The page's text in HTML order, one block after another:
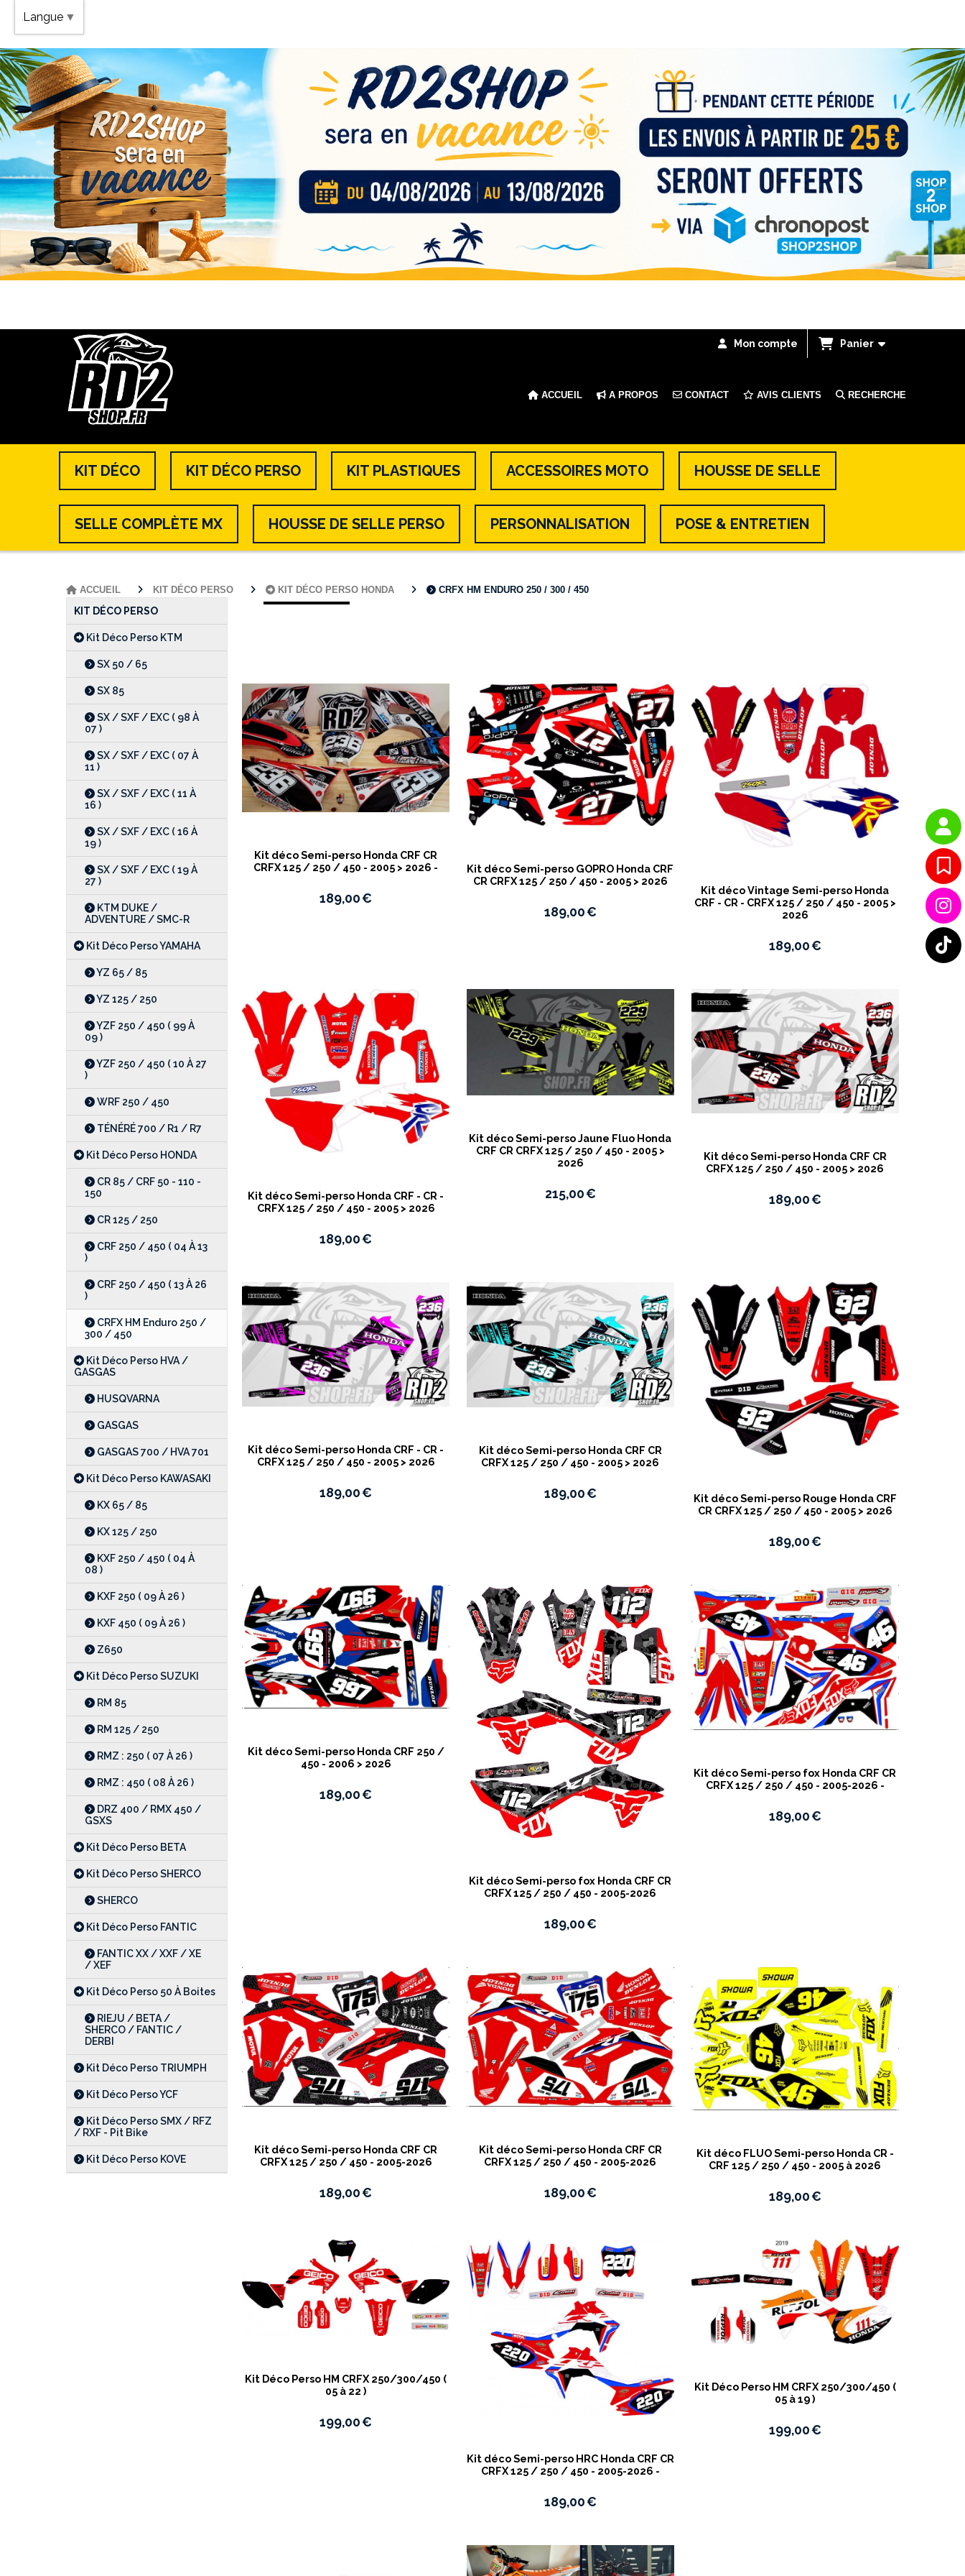
Bandeau
Vacances
Mon compte Panier
ACCUEIL A PROPOS CONTACT AVIS CLIENTS RECHERCHE
KIT DÉCO KIT DÉCO PERSO KIT PLASTIQUES ACCESSOIRES MOTO HOUSSE DE SELLE
SELLE COMPLÈTE MX HOUSSE DE SELLE PERSO PERSONNALISATION POSE & ENTRETIEN
KIT DÉCO PERSO
Kit Déco Perso KTM
SX 50 / 65
SX 85
SX / SXF / EXC ( 98 À
07 )
SX / SXF / EXC ( 07 À
11 )
SX / SXF / EXC ( 11 À
16 )
SX / SXF / EXC ( 16 À
19 )
SX / SXF / EXC ( 19 À
27 )
KTM DUKE /
ADVENTURE / SMC-R
Kit Déco Perso YAMAHA
YZ 65 / 85
YZ 125 / 250
YZF 250 / 450 ( 99 À
09 )
YZF 250 / 450 ( 10 À 27
)
WRF 250 / 450
TÉNÉRÉ 700 / R1 / R7
Kit Déco Perso HONDA
CR 85 / CRF 50 - 110 -
150
CR 125 / 250
CRF 250 / 450 ( 04 À 13
)
CRF 250 / 450 ( 13 À 26
)
CRFX HM Enduro 250 /
300 / 450
Kit Déco Perso HVA /
GASGAS
HUSQVARNA
GASGAS
GASGAS 700 / HVA 701
Kit Déco Perso KAWASAKI
KX 65 / 85
KX 125 / 250
KXF 250 / 450 ( 04 À
08 )
KXF 250 ( 09 À 26 )
KXF 450 ( 09 À 26 )
Z650
Kit Déco Perso SUZUKI
RM 85
RM 125 / 250
RMZ : 250 ( 07 À 26 )
RMZ : 450 ( 08 À 26 )
DRZ 400 / RMX 450 /
GSXS
Kit Déco Perso BETA
Kit Déco Perso SHERCO
SHERCO
Kit Déco Perso FANTIC
FANTIC XX / XXF / XE
/ XEF
Kit Déco Perso 50 À Boites
RIEJU / BETA /
SHERCO / FANTIC /
DERBI
Kit Déco Perso TRIUMPH
Kit Déco Perso YCF
Kit Déco Perso SMX / RFZ
/ RXF - Pit Bike
Kit Déco Perso KOVE
ACCUEIL KIT DÉCO PERSO KIT DÉCO PERSO HONDA CRFX HM ENDURO 250 / 300 / 450
Kit déco Semi-perso Honda CRF CR
CRFX 125 / 250 / 450 - 2005 > 2026 -
189,00€
Kit déco Semi-perso GOPRO Honda CRF
CR CRFX 125 / 250 / 450 - 2005 > 2026
189,00€
Kit déco Vintage Semi-perso Honda
CRF - CR - CRFX 125 / 250 / 450 - 2005 >
2026
189,00€
Kit déco Semi-perso Honda CRF - CR -
CRFX 125 / 250 / 450 - 2005 > 2026
189,00€
Kit déco Semi-perso Jaune Fluo Honda
CRF CR CRFX 125 / 250 / 450 - 2005 >
2026
215,00€
Kit déco Semi-perso Honda CRF CR
CRFX 125 / 250 / 450 - 2005 > 2026
189,00€
Kit déco Semi-perso Honda CRF - CR -
CRFX 125 / 250 / 450 - 2005 > 2026
189,00€
Kit déco Semi-perso Honda CRF CR
CRFX 125 / 250 / 450 - 2005 > 2026
189,00€
Kit déco Semi-perso Rouge Honda CRF
CR CRFX 125 / 250 / 450 - 2005 > 2026
189,00€
Kit déco Semi-perso Honda CRF 250 /
450 - 2006 > 2026
189,00€
Kit déco Semi-perso fox Honda CRF CR
CRFX 125 / 250 / 450 - 2005-2026
189,00€
Kit déco Semi-perso fox Honda CRF CR
CRFX 125 / 250 / 450 - 2005-2026 -
189,00€
Kit déco Semi-perso Honda CRF CR
CRFX 125 / 250 / 450 - 2005-2026
189,00€
Kit déco Semi-perso Honda CRF CR
CRFX 125 / 250 / 450 - 2005-2026
189,00€
Kit déco FLUO Semi-perso Honda CR -
CRF 125 / 250 / 450 - 2005 à 2026
189,00€
Kit Déco Perso HM CRFX 250/300/450 (
05 à 22 )
199,00€
Kit déco Semi-perso HRC Honda CRF CR
CRFX 125 / 250 / 450 - 2005-2026 -
189,00€
Kit Déco Perso HM CRFX 250/300/450 (
05 à 19 )
199,00€
Langue ▼